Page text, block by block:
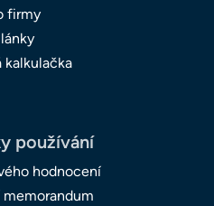
firmy
kalkulačka
používání
hodnocení